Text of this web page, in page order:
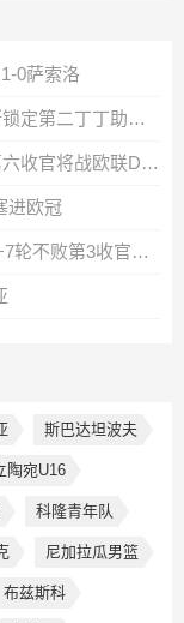
0萨索洛
赛季收官！那不勒斯1-0十人乌迪内斯锁定第二丁丁助攻霍伊伦制胜
无缘欧冠！尤文2-2遭都灵绝平赛季第六收官将战欧联DV9双响
进欧冠
进军欧冠！罗马2-0十人维罗纳5连胜+7轮不败第3收官迪巴拉2助攻
斯巴达坦波夫
陶宛U16
科隆青年队
尼加拉瓜男篮
布兹斯科